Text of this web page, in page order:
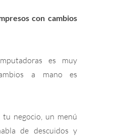
con cambios
es muy
a mano es
negocio, un menú
de descuidos y